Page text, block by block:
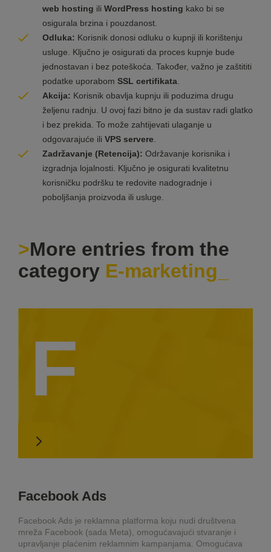
web hosting ili WordPress hosting kako bi se
osigurala brzina i pouzdanost.
Odluka: Korisnik donosi odluku o kupnji ili korištenju
usluge. Ključno je osigurati da proces kupnje bude
jednostavan i bez poteškoća. Također, važno je zaštititi
podatke uporabom SSL certifikata.
Akcija: Korisnik obavlja kupnju ili poduzima drugu
željenu radnju. U ovoj fazi bitno je da sustav radi glatko
i bez prekida. To može zahtijevati ulaganje u
odgovarajuće ili VPS servere.
Zadržavanje (Retencija): Održavanje korisnika i
izgradnja lojalnosti. Ključno je osigurati kvalitetnu
korisničku podršku te redovite nadogradnje i
poboljšanja proizvoda ili usluge.
More entries from the
category E-marketing
F
Facebook Ads
Facebook Ads je reklamna platforma koju nudi društvena
mreža Facebook (sada Meta), omogućavajući stvaranje i
upravljanje plaćenim reklamnim kampanjama. Omogućava